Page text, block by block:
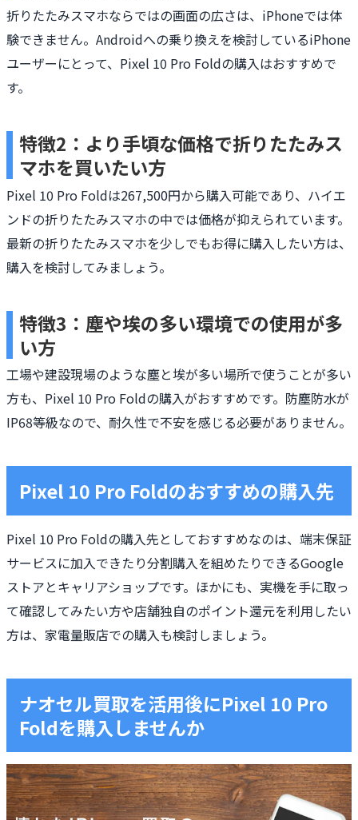
折りたたみスマホならではの画面の広さは、iPhoneでは体
験できません。Androidへの乗り換えを検討しているiPhone
ユーザーにとって、Pixel 10 Pro Foldの購入はおすすめで
す。
特徴2：より手頃な価格で折りたたみス
マホを買いたい方
Pixel 10 Pro Foldは267,500円から購入可能であり、ハイエ
ンドの折りたたみスマホの中では価格が抑えられています。
最新の折りたたみスマホを少しでもお得に購入したい方は、
購入を検討してみましょう。
特徴3：塵や埃の多い環境での使用が多
い方
工場や建設現場のような塵と埃が多い場所で使うことが多い
方も、Pixel 10 Pro Foldの購入がおすすめです。防塵防水が
IP68等級なので、耐久性で不安を感じる必要がありません。
Pixel 10 Pro Foldのおすすめの購入先
Pixel 10 Pro Foldの購入先としておすすめなのは、端末保証
サービスに加入できたり分割購入を組めたりできるGoogle
ストアとキャリアショップです。ほかにも、実機を手に取っ
て確認してみたい方や店舗独自のポイント還元を利用したい
方は、家電量販店での購入も検討しましょう。
ナオセル買取を活用後にPixel 10 Pro
Foldを購入しませんか